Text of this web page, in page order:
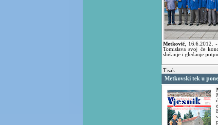
Metković 16.6.2012.
Tomislava svoj će
slušanje i gledanje
Tisak
Metkovski tek u